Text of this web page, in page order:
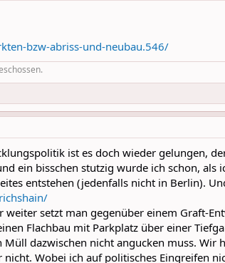
bzw-abriss-und-neubau.546/
ist es doch wieder gelungen,
ein bisschen stutzig wurde ich schon, als
entstehen (jedenfalls nicht in Berlin).
setzt man gegenüber einem Graft-
Flachbau mit Parkplatz über einer
dazwischen nicht angucken muss. Wir
nicht. Wobei ich auf politisches Eingreifen